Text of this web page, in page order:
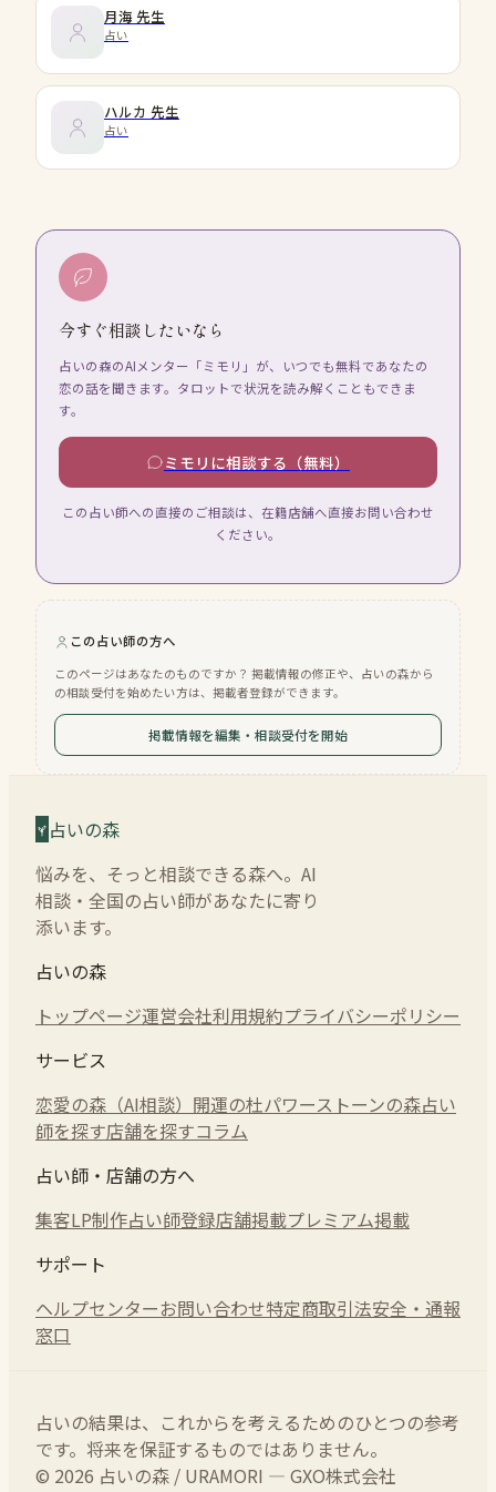
月海 先生
占い
ハルカ 先生
占い
今すぐ相談したいなら
占いの森のAIメンター「ミモリ」が、いつでも無料であなたの
恋の話を聞きます。タロットで状況を読み解くこともできま
す。
ミモリに相談する（無料）
この占い師への直接のご相談は、在籍店舗へ直接お問い合わせ
ください。
この占い師の方へ
このページはあなたのものですか？ 掲載情報の修正や、占いの森から
の相談受付を始めたい方は、掲載者登録ができます。
掲載情報を編集・相談受付を開始
占いの森
悩みを、そっと相談できる森へ。AI
相談・全国の占い師があなたに寄り
添います。
占いの森
トップページ運営会社利用規約プライバシーポリシー
サービス
恋愛の森（AI相談） 開運の杜パワーストーンの森占い
師を探す店舗を探すコラム
占い師・店舗の方へ
集客LP制作占い師登録店舗掲載プレミアム掲載
サポート
ヘルプセンターお問い合わせ特定商取引法安全・通報
窓口
占いの結果は、これからを考えるためのひとつの参考
です。将来を保証するものではありません。
© 2026 占いの森 / URAMORI — GXO株式会社